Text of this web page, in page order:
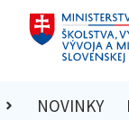
NOVINKY